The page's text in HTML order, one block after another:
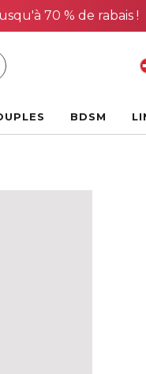
70 % de rabais !
BDSM